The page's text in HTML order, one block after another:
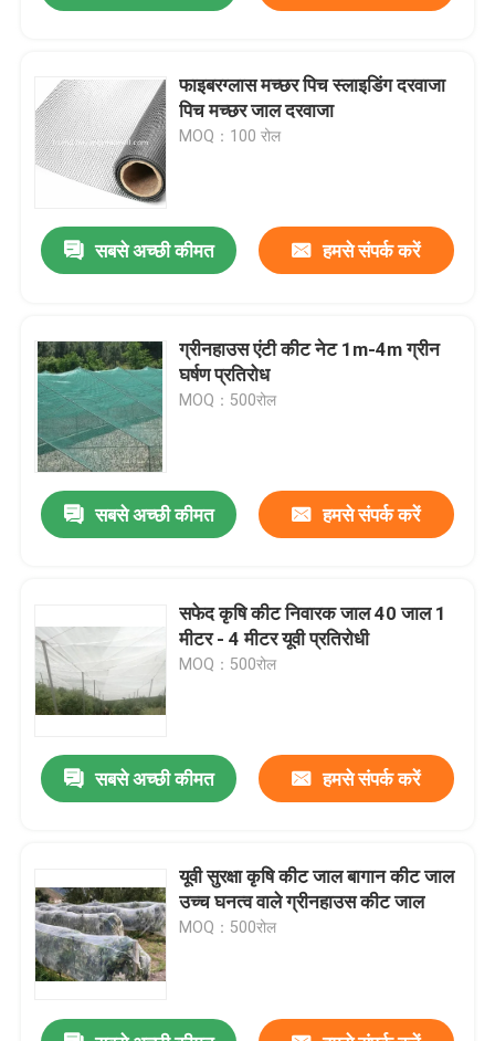
होम
उत्पाद
हमारे बारे में
फाइबरग्लास मच्छर पिच स्लाइडिंग दरवाजा
पिच मच्छर जाल दरवाजा
MOQ：100 रोल
सबसे अच्छी कीमत हमसे संपर्क करें
ग्रीनहाउस एंटी कीट नेट 1m-4m ग्रीन
घर्षण प्रतिरोध
MOQ：500रोल
सबसे अच्छी कीमत हमसे संपर्क करें
सफेद कृषि कीट निवारक जाल 40 जाल 1
मीटर - 4 मीटर यूवी प्रतिरोधी
MOQ：500रोल
सबसे अच्छी कीमत हमसे संपर्क करें
यूवी सुरक्षा कृषि कीट जाल बागान कीट जाल
उच्च घनत्व वाले ग्रीनहाउस कीट जाल
MOQ：500रोल